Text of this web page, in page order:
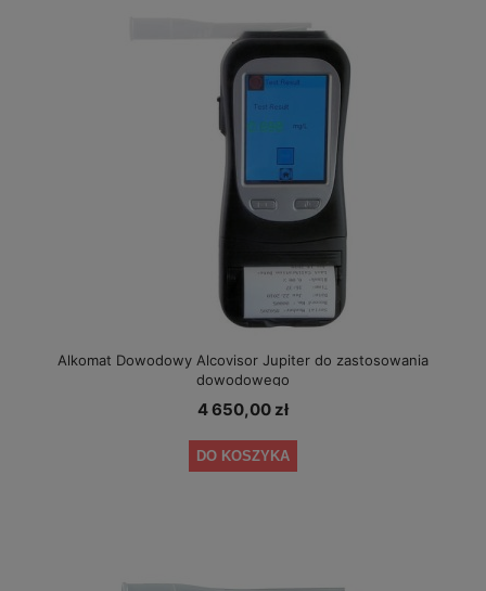
Alkomat Dowodowy Alcovisor Jupiter do zastosowania
dowodowego
4 650,00 zł
DO KOSZYKA